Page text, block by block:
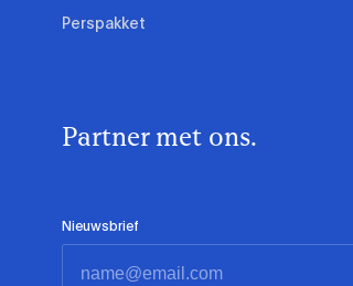
Partner met ons.
Nieuwsbrief
Perspakket